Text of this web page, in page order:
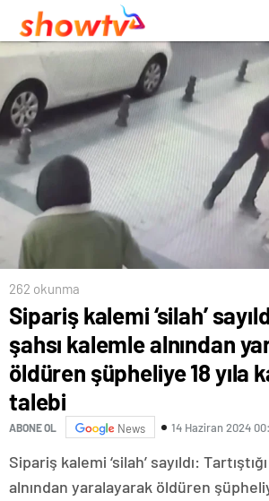
şüpheliye 18 yıla kadar hapis talebi
262 okunma
Sipariş kalemi ‘silah’
şahsı kalemle alnından
öldüren şüpheliye 18 yıla
talebi
ABONE OL News 14 Haziran 2024
Sipariş kalemi ‘silah’ sayıldı:
alnından yaralayarak öldüren